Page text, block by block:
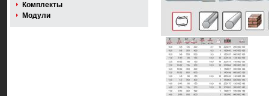
Комплекты
Модули